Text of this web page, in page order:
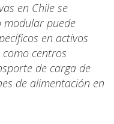
en Chile se
modular puede
en activos
centros
de carga de
de alimentación en